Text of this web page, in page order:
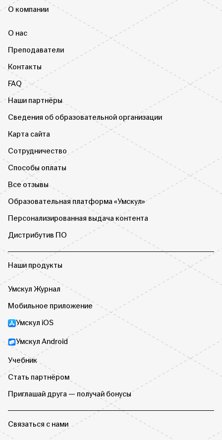
О компании
О нас
Преподаватели
Контакты
FAQ
Наши партнёры
Сведения об образовательной организации
Карта сайта
Сотрудничество
Способы оплаты
Все отзывы
Образовательная платформа «Умскул»
Персонализированная выдача контента
Дистрибутив ПО
Наши продукты
Умскул Журнал
Мобильное приложение
Умскул iOS
Умскул Android
Учебник
Стать партнёром
Приглашай друга — получай бонусы
Связаться с нами